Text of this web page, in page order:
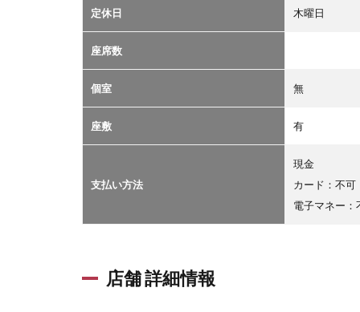
定休日 木曜日
座席数
個室 無
座敷 有
支払い方法
現金
カード：不可
電子マネー：
店舗 詳細情報